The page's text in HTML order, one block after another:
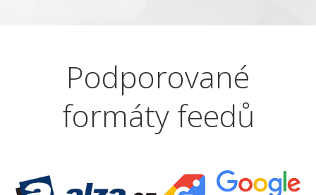
Podporované
formáty feedů